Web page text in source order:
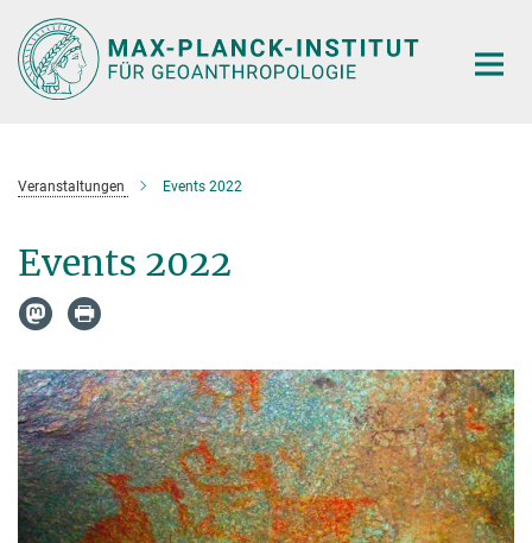
Hauptinhalt
Veranstaltungen Events 2022
Events 2022